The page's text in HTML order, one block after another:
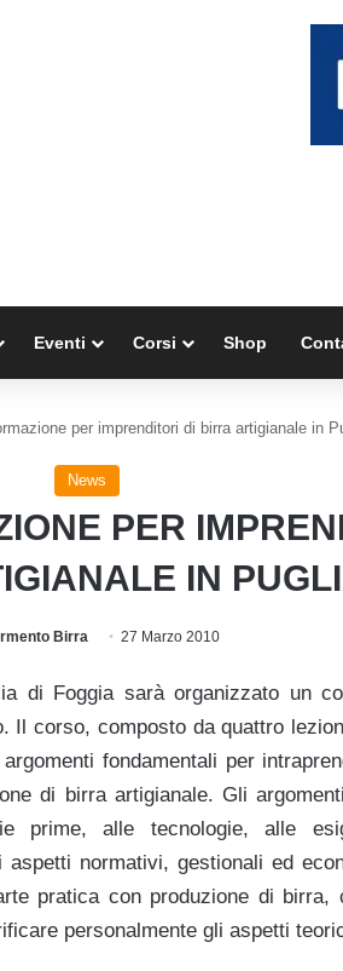
Eventi Corsi Shop
per imprenditori di birra artigianale in
News
PER
IN
Birra 27 Marzo 2010
di Foggia sarà organizzato un
Il corso, composto da quattro
fondamentali per
di birra artigianale. Gli
prime, alle tecnologie, alle
aspetti normativi, gestionali ed
pratica con produzione di birra,
personalmente gli aspetti